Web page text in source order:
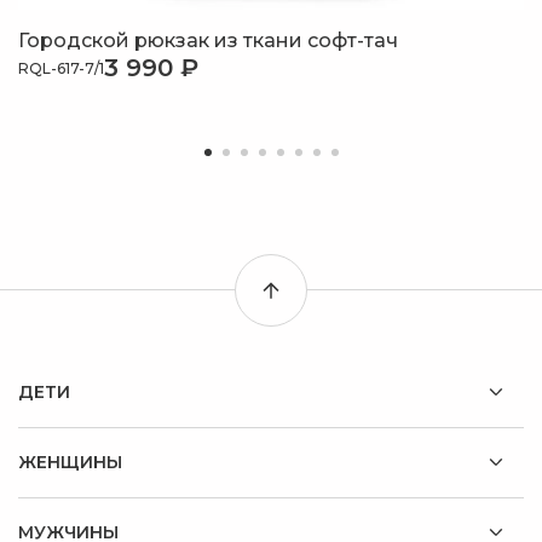
Городской рюкзак из ткани софт-тач
RQL-617-7/13 990 ₽
ДЕТИ
ЖЕНЩИНЫ
МУЖЧИНЫ